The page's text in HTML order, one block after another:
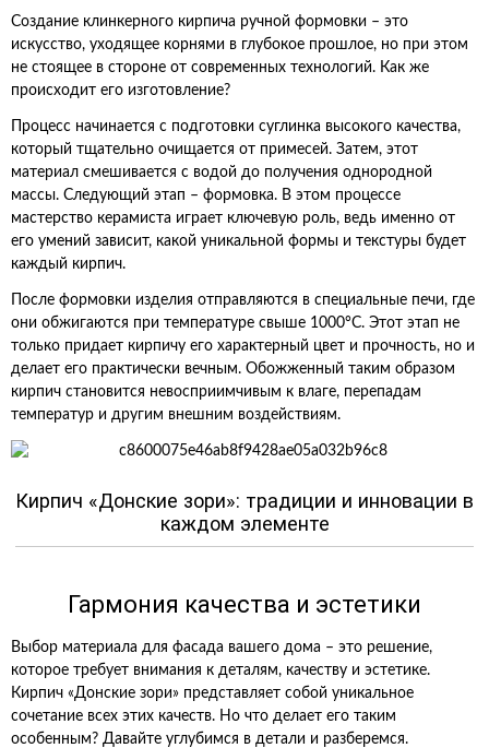
Создание клинкерного кирпича ручной формовки – это
искусство, уходящее корнями в глубокое прошлое, но при этом
не стоящее в стороне от современных технологий. Как же
происходит его изготовление?
Процесс начинается с подготовки суглинка высокого качества,
который тщательно очищается от примесей. Затем, этот
материал смешивается с водой до получения однородной
массы. Следующий этап – формовка. В этом процессе
мастерство керамиста играет ключевую роль, ведь именно от
его умений зависит, какой уникальной формы и текстуры будет
каждый кирпич.
После формовки изделия отправляются в специальные печи, где
они обжигаются при температуре свыше 1000°C. Этот этап не
только придает кирпичу его характерный цвет и прочность, но и
делает его практически вечным. Обожженный таким образом
кирпич становится невосприимчивым к влаге, перепадам
температур и другим внешним воздействиям.
Кирпич «Донские зори»: традиции и инновации в
каждом элементе
Гармония качества и эстетики
Выбор материала для фасада вашего дома – это решение,
которое требует внимания к деталям, качеству и эстетике.
Кирпич «Донские зори» представляет собой уникальное
сочетание всех этих качеств. Но что делает его таким
особенным? Давайте углубимся в детали и разберемся.